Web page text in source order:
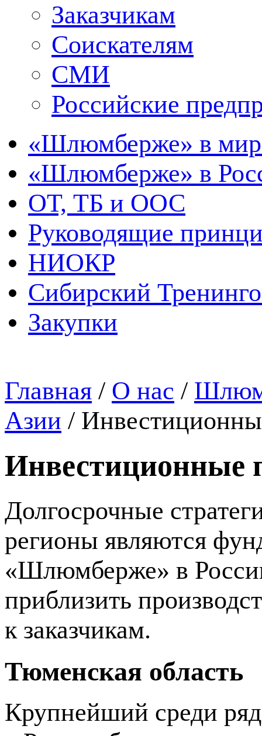
Заказчикам
Соискателям
СМИ
Российские
«Шлюмберже» в
«Шлюмберже» в
ОТ, ТБ и ООС
Руководящие
НИОКР
Сибирский
Закупки
Главная / О нас /
Азии /
Инвестиционные
Долгосрочные
регионы являются
«Шлюмберже» в
приблизить
к заказчикам.
Тюменская область
Крупнейший среди